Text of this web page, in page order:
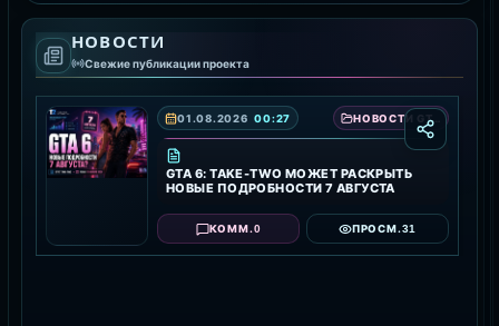
GTA 5 RAGE MP
СКАЧАТЬ RAGE MP
НОВОСТИ
Свежие публикации проекта
01.08.2026 00:27 НОВОСТИ GTA 6 — ДАТА ВЫХОДА, ТРЕЙЛЕРЫ И ПОДРОБНОСТИ ИГРЫ
GTA 6: TAKE-TWO МОЖЕТ РАСКРЫТЬ
НОВЫЕ ПОДРОБНОСТИ 7 АВГУСТА
КОММ.0 ПРОСМ.31